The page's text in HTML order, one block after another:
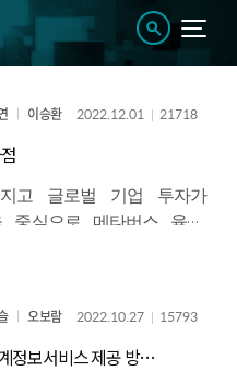
이승환 2022.12.01 21718
고 글로벌 기업 투자가
중심으로 메타버스 육성
분야 관련 정책 발표가
오보람 2022.10.27 15793
정보서비스 제공 방향